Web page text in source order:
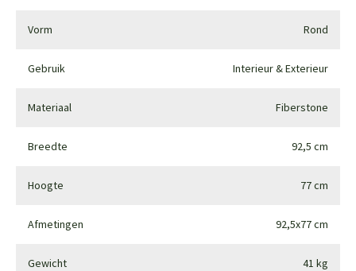
Vorm Rond
Gebruik Interieur & Exterieur
Materiaal Fiberstone
Breedte 92,5 cm
Hoogte 77 cm
Afmetingen 92,5x77 cm
Gewicht 41 kg